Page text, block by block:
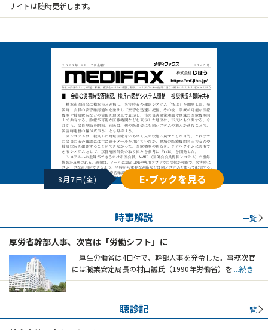
サイトは随時更新します。
8月7日(金) E-ブックを見る
時事解説 一覧
厚労省幹部人事、次官は「労働シフト」に
厚生労働省は4日付で、幹部人事を発令した。事務次官
には職業安定局長の村山誠氏（1990年労働省）を ...続き
聴診記 一覧